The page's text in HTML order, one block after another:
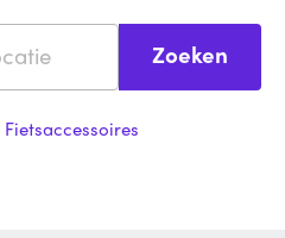
Zoeken
Fietsaccessoires